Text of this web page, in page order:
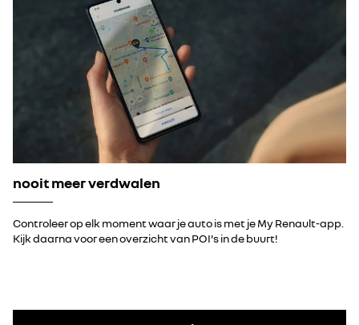
nooit meer verdwalen
Controleer op elk moment waar je auto is met je My Renault-app.
Kijk daarna voor een overzicht van POI's in de buurt!